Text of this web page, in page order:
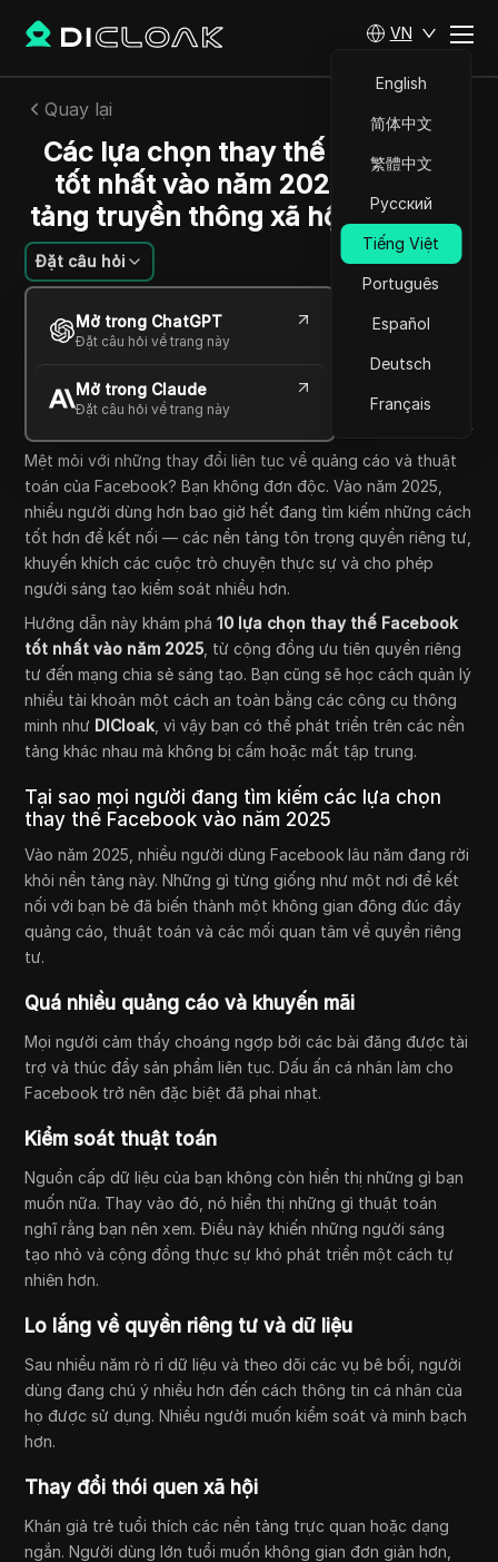
VN
English
简体中文
繁體中文
Русский
Tiếng Việt
Português
Español
Deutsch
Français
Quay lại
Các lựa chọn thay thế Facebook
tốt nhất vào năm 2025: 10 nền
tảng truyền thông xã hội đáng thử
Đặt câu hỏi
Mở trong ChatGPT
Đặt câu hỏi về trang này
Mở trong Claude
Đặt câu hỏi về trang này
William Davis
20 Th10 2025 11 Đọc trong giây phút
Copy Link
Mệt mỏi với những thay đổi liên tục về quảng cáo và thuật
toán của Facebook? Bạn không đơn độc. Vào năm 2025,
nhiều người dùng hơn bao giờ hết đang tìm kiếm những cách
tốt hơn để kết nối — các nền tảng tôn trọng quyền riêng tư,
khuyến khích các cuộc trò chuyện thực sự và cho phép
người sáng tạo kiểm soát nhiều hơn.
Hướng dẫn này khám phá10 lựa chọn thay thế Facebook
tốt nhất vào năm 2025 , từ cộng đồng ưu tiên quyền riêng
tư đến mạng chia sẻ sáng tạo. Bạn cũng sẽ học cách quản lý
nhiều tài khoản một cách an toàn bằng các công cụ thông
minh như DICloak , vì vậy bạn có thể phát triển trên các nền
tảng khác nhau mà không bị cấm hoặc mất tập trung.
Tại sao mọi người đang tìm kiếm các lựa chọn
thay thế Facebook vào năm 2025
Vào năm 2025, nhiều người dùng Facebook lâu năm đang rời
khỏi nền tảng này. Những gì từng giống như một nơi để kết
nối với bạn bè đã biến thành một không gian đông đúc đầy
quảng cáo, thuật toán và các mối quan tâm về quyền riêng
tư.
Quá nhiều quảng cáo và khuyến mãi
Mọi người cảm thấy choáng ngợp bởi các bài đăng được tài
trợ và thúc đẩy sản phẩm liên tục. Dấu ấn cá nhân làm cho
Facebook trở nên đặc biệt đã phai nhạt.
Kiểm soát thuật toán
Nguồn cấp dữ liệu của bạn không còn hiển thị những gì bạn
muốn nữa. Thay vào đó, nó hiển thị những gì thuật toán
nghĩ rằng bạn nên xem. Điều này khiến những người sáng
tạo nhỏ và cộng đồng thực sự khó phát triển một cách tự
nhiên hơn.
Lo lắng về quyền riêng tư và dữ liệu
Sau nhiều năm rò rỉ dữ liệu và theo dõi các vụ bê bối, người
dùng đang chú ý nhiều hơn đến cách thông tin cá nhân của
họ được sử dụng. Nhiều người muốn kiểm soát và minh bạch
hơn.
Thay đổi thói quen xã hội
Khán giả trẻ tuổi thích các nền tảng trực quan hoặc dạng
ngắn. Người dùng lớn tuổi muốn không gian đơn giản hơn,